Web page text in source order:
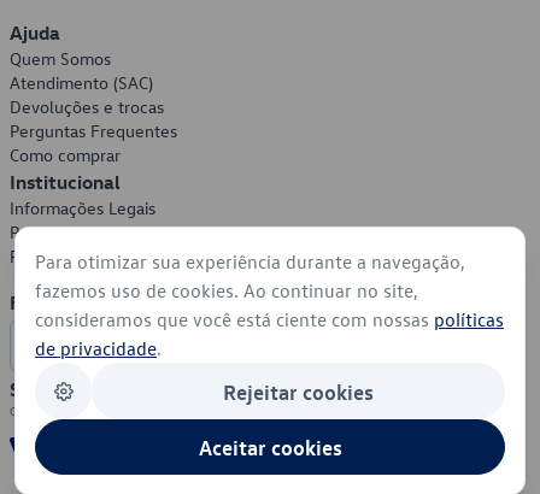
Ajuda
Quem Somos
Atendimento (SAC)
Devoluções e trocas
Perguntas Frequentes
Como comprar
Institucional
Informações Legais
Política de Privacidade
Política de Cookies
Formas de Pagamento
Segurança
Para otimizar sua experiência durante a navegação,
fazemos uso de cookies. Ao continuar no site,
consideramos que você está ciente com nossas políticas
de privacidade.
Rejeitar cookies
Aceitar cookies